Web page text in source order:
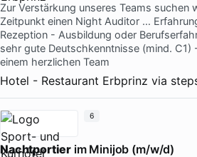
Zur Verstärkung unseres Teams suchen
Zeitpunkt einen Night Auditor …
Rezeption - Ausbildung oder
sehr gute Deutschkenntnisse (mind. C1)
einem herzlichen Team
Hotel - Restaurant Erbprinz via
Nachtportier im Minijob (m/w/d)
6